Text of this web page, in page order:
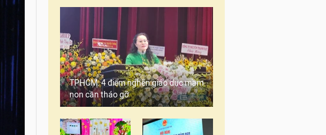
TPHCM: 4 điểm nghẽn giáo dục mầm
non cần tháo gỡ